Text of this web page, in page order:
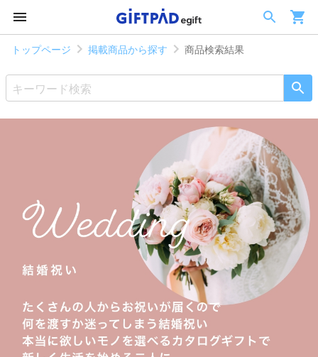
トップページ 掲載商品から探す 商品検索結果